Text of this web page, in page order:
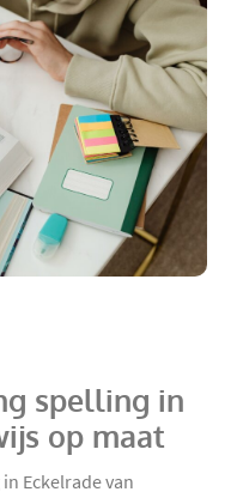
spelling in
op maat
Eckelrade van